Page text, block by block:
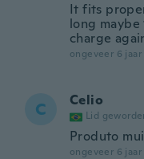
It fits
long maybe
charge
ongeveer 6
C Celio
Lid
Produto
ongeveer 6